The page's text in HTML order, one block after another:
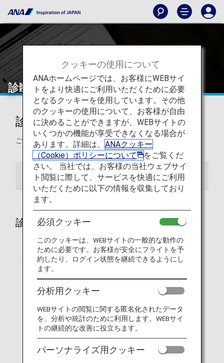
診断書について
診断書について
ご搭乗に際し診断書が必要になる場合のご案内です。
診断書が必要なお客様 診断書の記入について
診断書が必要なお客様
クッキーの使用について
ANAホームページでは、お客様にWEBサイ
トをより快適にご利用いただくために必要
となるクッキーを使用しています。その他
のクッキーの使用について、お客様が自由
に決めることができますが、WEBサイトの
いくつかの機能が享受できなくなる場合が
あります。詳細は、 ANAクッキー
（Cookie）ポリシーについて
をご覧くだ
さい。 当社では、お客様の当社ウェブサイ
ト閲覧に際して、サービスを快適にご利用
いただくために以下の情報を収集しており
ます。
必須クッキー
このクッキーは、WEBサイトの一般的な動作の
ために必要です。お客様が安全にフライトを予
約したり、ログイン状態を継続できるようにし
ます。
分析用クッキー
WEBサイトの閲覧に関する匿名化されたデータ
を、分析や統計のために利用します。WEBサイ
トの継続的な改善に役立ちます。
パーソナライズ用クッキー